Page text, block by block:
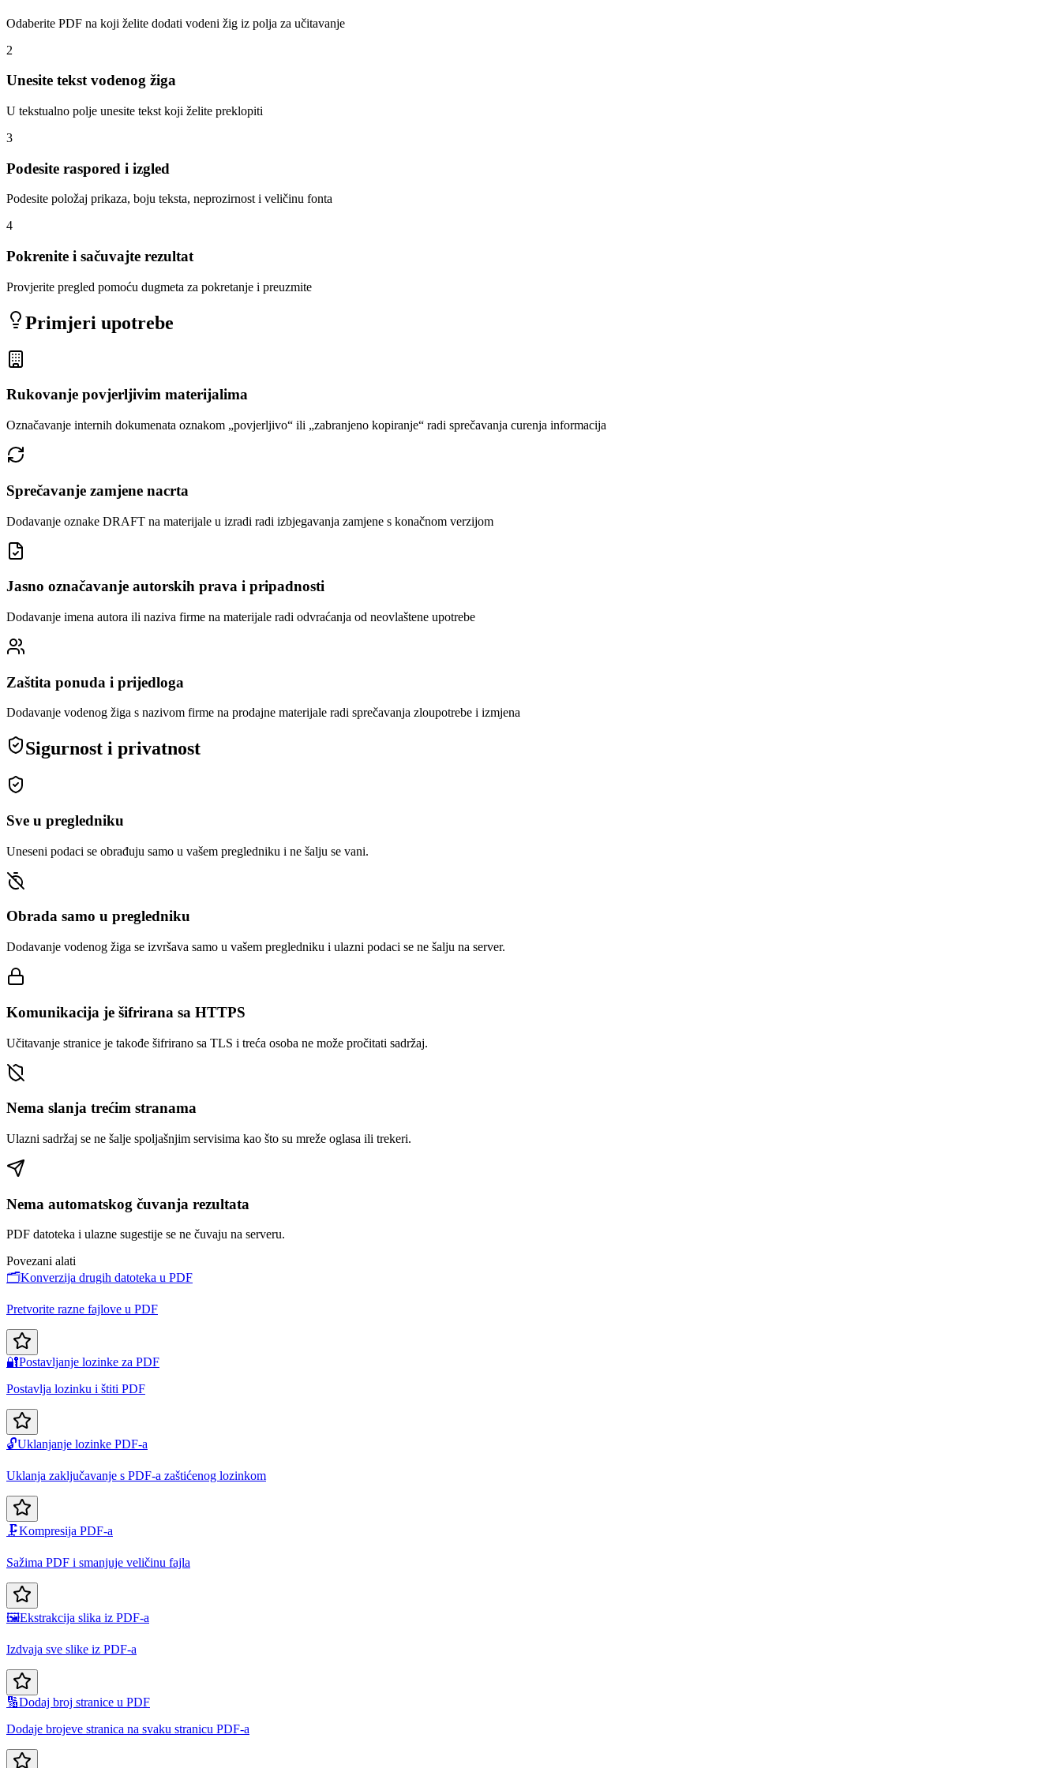
Odaberite PDF na koji želite dodati vodeni žig iz polja za učitavanje
2
Unesite tekst vodenog žiga
U tekstualno polje unesite tekst koji želite preklopiti
3
Podesite raspored i izgled
Podesite položaj prikaza, boju teksta, neprozirnost i veličinu fonta
4
Pokrenite i sačuvajte rezultat
Provjerite pregled pomoću dugmeta za pokretanje i preuzmite
Primjeri upotrebe
Rukovanje povjerljivim materijalima
Označavanje internih dokumenata oznakom „povjerljivo“ ili „zabranjeno kopiranje“ radi sprečavanja curenja informacija
Sprečavanje zamjene nacrta
Dodavanje oznake DRAFT na materijale u izradi radi izbjegavanja zamjene s konačnom verzijom
Jasno označavanje autorskih prava i pripadnosti
Dodavanje imena autora ili naziva firme na materijale radi odvraćanja od neovlaštene upotrebe
Zaštita ponuda i prijedloga
Dodavanje vodenog žiga s nazivom firme na prodajne materijale radi sprečavanja zloupotrebe i izmjena
Sigurnost i privatnost
Sve u pregledniku
Uneseni podaci se obrađuju samo u vašem pregledniku i ne šalju se vani.
Obrada samo u pregledniku
Dodavanje vodenog žiga se izvršava samo u vašem pregledniku i ulazni podaci se ne šalju na server.
Komunikacija je šifrirana sa HTTPS
Učitavanje stranice je takođe šifrirano sa TLS i treća osoba ne može pročitati sadržaj.
Nema slanja trećim stranama
Ulazni sadržaj se ne šalje spoljašnjim servisima kao što su mreže oglasa ili trekeri.
Nema automatskog čuvanja rezultata
PDF datoteka i ulazne sugestije se ne čuvaju na serveru.
Povezani alati
🗂️Konverzija drugih datoteka u PDF
Pretvorite razne fajlove u PDF
🔐Postavljanje lozinke za PDF
Postavlja lozinku i štiti PDF
🔓Uklanjanje lozinke PDF-a
Uklanja zaključavanje s PDF-a zaštićenog lozinkom
🗜️Kompresija PDF-a
Sažima PDF i smanjuje veličinu fajla
🖼️Ekstrakcija slika iz PDF-a
Izdvaja sve slike iz PDF-a
🔢Dodaj broj stranice u PDF
Dodaje brojeve stranica na svaku stranicu PDF-a